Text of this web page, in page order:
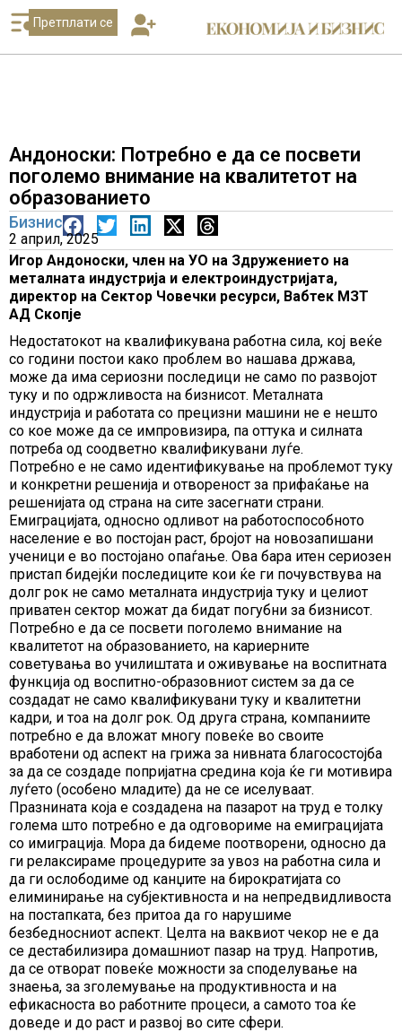
Претплати се
Андоноски: Потребно е да се посвети
поголемо внимание на квалитетот на
образованието
Бизнис
2 април, 2025
Игор Андоноски, член на УО на Здружението на
металната индустрија и електроиндустријата,
директор на Сектор Човечки ресурси, Вабтек МЗТ
АД Скопје
Недостатокот на квалификувана работна сила, кој веќе
со години постои како проблем во нашава држава,
може да има сериозни последици не само по развојот
туку и по одржливоста на бизнисот. Металната
индустрија и работата со прецизни машини не е нешто
со кое може да се импровизира, па оттука и силната
потреба од соодветно квалификувани луѓе.
Потребно е не само идентификување на проблемот туку
и конкретни решенија и отвореност за прифаќање на
решенијата од страна на сите засегнати страни.
Емиграцијата, односно одливот на работоспособното
население е во постојан раст, бројот на новозапишани
ученици е во постојано опаѓање. Ова бара итен сериозен
пристап бидејќи последиците кои ќе ги почувствува на
долг рок не само металната индустрија туку и целиот
приватен сектор можат да бидат погубни за бизнисот.
Потребно е да се посвети поголемо внимание на
квалитетот на образованието, на кариерните
советувања во училиштата и оживување на воспитната
функција од воспитно-образовниот систем за да се
создадат не само квалификувани туку и квалитетни
кадри, и тоа на долг рок. Од друга страна, компаниите
потребно е да вложат многу повеќе во своите
вработени од аспект на грижа за нивната благосостојба
за да се создаде попријатна средина која ќе ги мотивира
луѓето (особено младите) да не се иселуваат.
Празнината која е создадена на пазарот на труд е толку
голема што потребно е да одговориме на емиграцијата
со имиграција. Мора да бидеме поотворени, односно да
ги релаксираме процедурите за увоз на работна сила и
да ги ослободиме од канџите на бирократијата со
елиминирање на субјективноста и на непредвидливоста
на постапката, без притоа да го нарушиме
безбедносниот аспект. Целта на ваквиот чекор не е да
се дестабилизира домашниот пазар на труд. Напротив,
да се отворат повеќе можности за споделување на
знаења, за зголемување на продуктивноста и на
ефикасноста во работните процеси, а самото тоа ќе
доведе и до раст и развој во сите сфери.